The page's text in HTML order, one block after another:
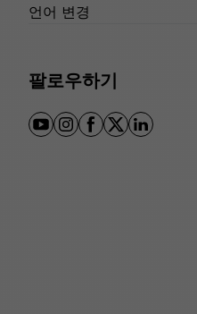
언어 변경
팔로우하기
youtube
instagram
facebook
x linkedin